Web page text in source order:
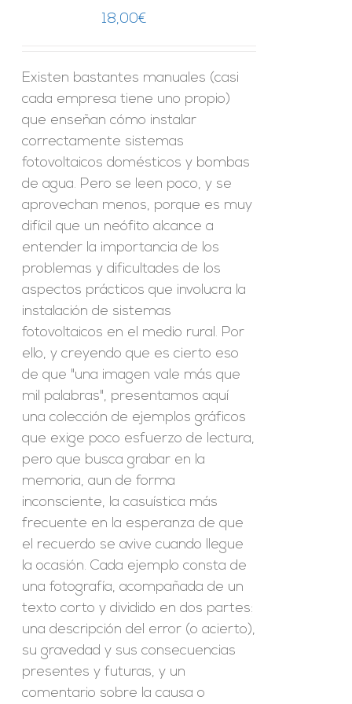
18,00€
Existen bastantes manuales (casi
cada empresa tiene uno propio)
que enseñan cómo instalar
correctamente sistemas
fotovoltaicos domésticos y bombas
de agua. Pero se leen poco, y se
aprovechan menos, porque es muy
difícil que un neófito alcance a
entender la importancia de los
problemas y dificultades de los
aspectos prácticos que involucra la
instalación de sistemas
fotovoltaicos en el medio rural. Por
ello, y creyendo que es cierto eso
de que "una imagen vale más que
mil palabras", presentamos aquí
una colección de ejemplos gráficos
que exige poco esfuerzo de lectura,
pero que busca grabar en la
memoria, aun de forma
inconsciente, la casuística más
frecuente en la esperanza de que
el recuerdo se avive cuando llegue
la ocasión. Cada ejemplo consta de
una fotografía, acompañada de un
texto corto y dividido en dos partes:
una descripción del error (o acierto),
su gravedad y sus consecuencias
presentes y futuras, y un
comentario sobre la causa o